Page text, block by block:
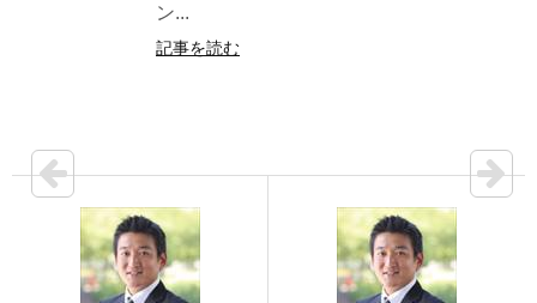
ン...
記事を読む